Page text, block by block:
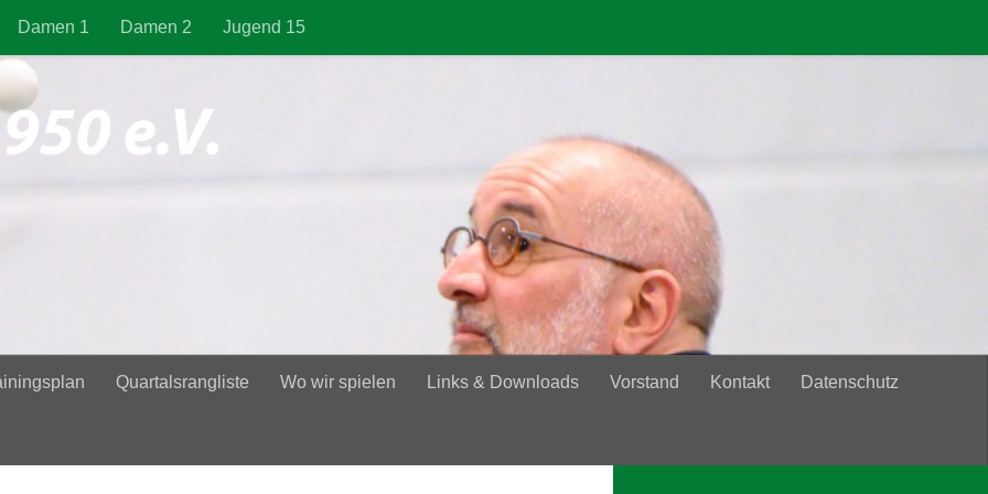
Damen 1 Damen 2 Jugend 15
Quartalsrangliste Wo wir spielen Links & Downloads Vorstand Kontakt Datenschutz